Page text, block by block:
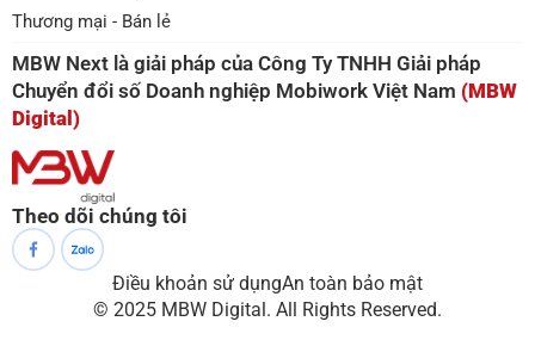
Thương mại - Bán lẻ
MBW Next là giải pháp của Công Ty TNHH Giải pháp
Chuyển đổi số Doanh nghiệp Mobiwork Việt Nam (MBW
Digital)
Theo dõi chúng tôi
© 2025 MBW Digital. All Rights Reserved.
Điều khoản sử dụngAn toàn bảo mật